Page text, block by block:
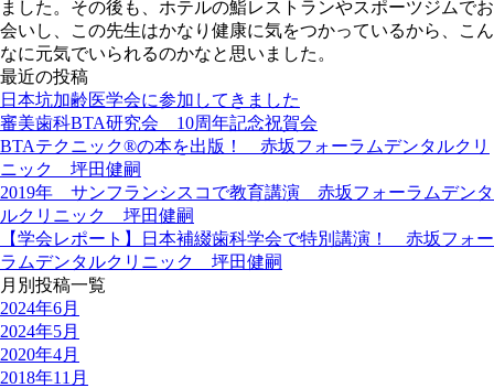
ました。その後も、ホテルの鮨レストランやスポーツジムでお
会いし、この先生はかなり健康に気をつかっているから、こん
なに元気でいられるのかなと思いました。
最近の投稿
日本坑加齢医学会に参加してきました
審美歯科BTA研究会 10周年記念祝賀会
BTAテクニック®の本を出版！ 赤坂フォーラムデンタルクリ
ニック 坪田健嗣
2019年 サンフランシスコで教育講演 赤坂フォーラムデンタ
ルクリニック 坪田健嗣
【学会レポート】日本補綴歯科学会で特別講演！ 赤坂フォー
ラムデンタルクリニック 坪田健嗣
月別投稿一覧
2024年6月
2024年5月
2020年4月
2018年11月